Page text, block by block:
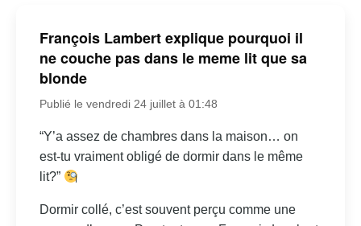
François Lambert explique pourquoi il
ne couche pas dans le meme lit que sa
blonde
Publié le vendredi 24 juillet à 01:48
“Y’a assez de chambres dans la maison… on
est-tu vraiment obligé de dormir dans le même
lit?”
Dormir collé, c’est souvent perçu comme une